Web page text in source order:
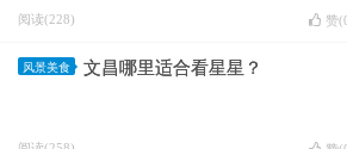
阅读(228) 赞(
风景美食 文昌哪里适合看星星？